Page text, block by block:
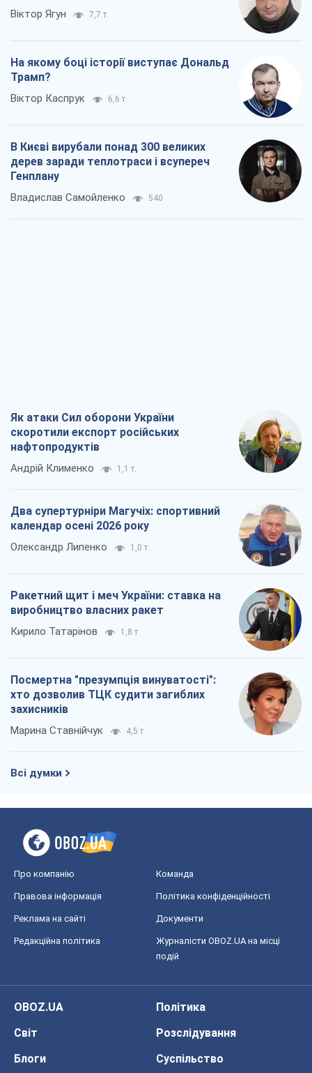
Віктор Ягун 7,7 т.
На якому боці історії виступає Дональд
Трамп?
Віктор Каспрук 6,6 т.
В Києві вирубали понад 300 великих
дерев заради теплотраси і всупереч
Генплану
Владислав Самойленко 540
Як атаки Сил оборони України
скоротили експорт російських
нафтопродуктів
Андрій Клименко 1,1 т.
Два супертурніри Магучіх: спортивний
календар осені 2026 року
Олександр Липенко 1,0 т.
Ракетний щит і меч України: ставка на
виробництво власних ракет
Кирило Татарінов 1,8 т.
Посмертна "презумпція винуватості":
хто дозволив ТЦК судити загиблих
захисників
Марина Ставнійчук 4,5 т.
Всі думки
Про компанію Команда
Правова інформація Політика конфіденційності
Реклама на сайті Документи
Редакційна політика
Журналісти OBOZ.UA на місці
подій
OBOZ.UA
Політика
Світ
Розслідування
Блоги
Суспільство